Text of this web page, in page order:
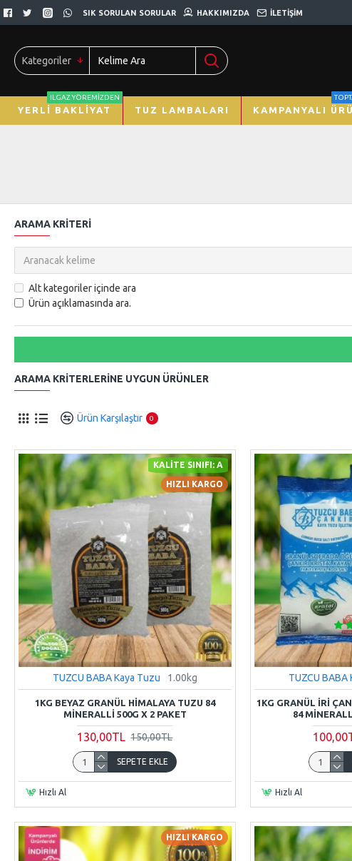
SIK SORULAN SORULAR HAKKIMIZDA İLETIŞIM
Kategoriler
YERLI BAKLIYAT
ILGAZ YÖREMIZDEN
TUZ LAMBALARI KAMPANYALI
ARAMA KRITERI
Alt kategoriler içinde ara
Ürün açıklamasında ara.
ARAMA KRITERLERINE UYGUN ÜRÜNLER
Ürün Karşılaştır 0
HIZLI KARGO
KALITE SINIFI: A
TUZCU BABA Kaya Tuzu 1.00kg
1KG BEYAZ GRANÜL HIMALAYA TUZU 84
MINERALLI 500G X 2 PAKET
130,00TL 150,00TL
SEPETE EKLE
Hızlı Al
TUZCU BABA
1KG GRANÜL İRI
84
Hızlı Al
HIZLI KARGO